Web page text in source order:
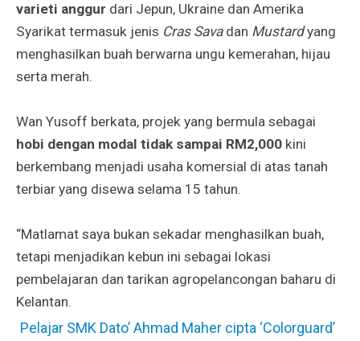
varieti anggur dari Jepun, Ukraine dan Amerika
Syarikat termasuk jenis Cras Savadan Mustardyang
menghasilkan buah berwarna ungu kemerahan, hijau
serta merah.
Wan Yusoff berkata, projek yang bermula sebagai
hobi dengan modal tidak sampai RM2,000 kini
berkembang menjadi usaha komersial di atas tanah
terbiar yang disewa selama 15 tahun.
“Matlamat saya bukan sekadar menghasilkan buah,
tetapi menjadikan kebun ini sebagai lokasi
pembelajaran dan tarikan agropelancongan baharu di
Kelantan.
Pelajar SMK Dato’ Ahmad Maher cipta ‘Colorguard’